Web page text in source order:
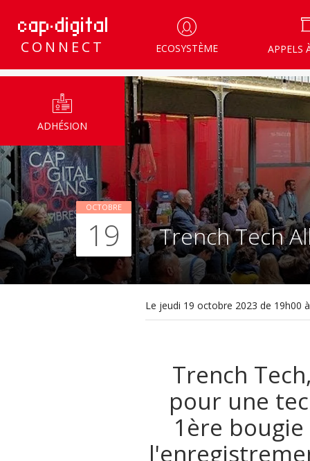
CONNECT ECOSYSTÈME APPELS
ADHÉSION
OCTOBRE
19 Trench Tech
Le jeudi 19 octobre 2023 de 19h00
Trench
pour une
1ère